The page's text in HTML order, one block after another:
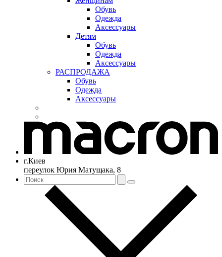
Обувь
Одежда
Аксессуары
Детям
Обувь
Одежда
Аксессуары
РАСПРОДАЖА
Обувь
Одежда
Аксессуары
г.Киев
переулок Юрия Матущака, 8